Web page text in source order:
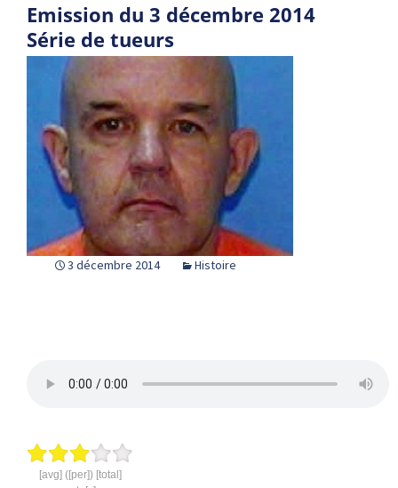
Emission du 3 décembre 2014
Série de tueurs
3 décembre 2014 Histoire
[avg] ([per]) [total]